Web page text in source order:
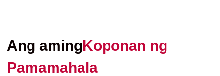
Ang amingKoponan ng
Pamamahala